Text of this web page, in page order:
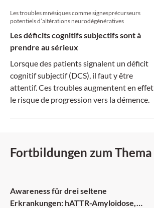
Les troubles mnésiques comme signesprécurseurs
potentiels d’altérations neurodégénératives
Les déficits cognitifs subjectifs sont à
prendre au sérieux
Lorsque des patients signalent un déficit
cognitif subjectif (DCS), il faut y être
attentif. Ces troubles augmentent en effet
le risque de progression vers la démence.
Fortbildungen zum Thema
Awareness für drei seltene
Erkrankungen: hATTR-Amyloidose,